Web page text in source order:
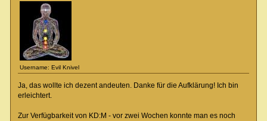
Username: Evil Knivel
Ja, das wollte ich dezent andeuten. Danke für die Aufklärung! Ich bin
erleichtert.
Zur Verfügbarkeit von KD:M - vor zwei Wochen konnte man es noch